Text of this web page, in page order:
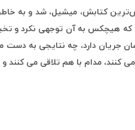
کتابش، میشیل، شد و به
هیچکس به آن توجهی نکرد و
جریان دارد، چه نتایجی به
مدام با هم تلاقی می کنند